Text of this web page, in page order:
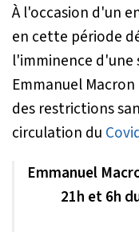
À l'occasion d'un
en cette période
l'imminence d'une
Emmanuel
des restrictions
circulation du
Emmanuel
21h et 6h